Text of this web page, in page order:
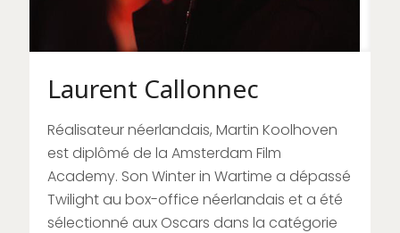
Laurent Callonnec
Réalisateur néerlandais, Martin Koolhoven
est diplômé de la Amsterdam Film
Academy. Son Winter in Wartime a dépassé
Twilight au box-office néerlandais et a été
sélectionné aux Oscars dans la catégorie